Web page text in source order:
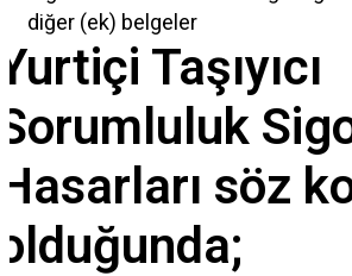
diğer (ek) belgeler
Taşıyıcı
söz